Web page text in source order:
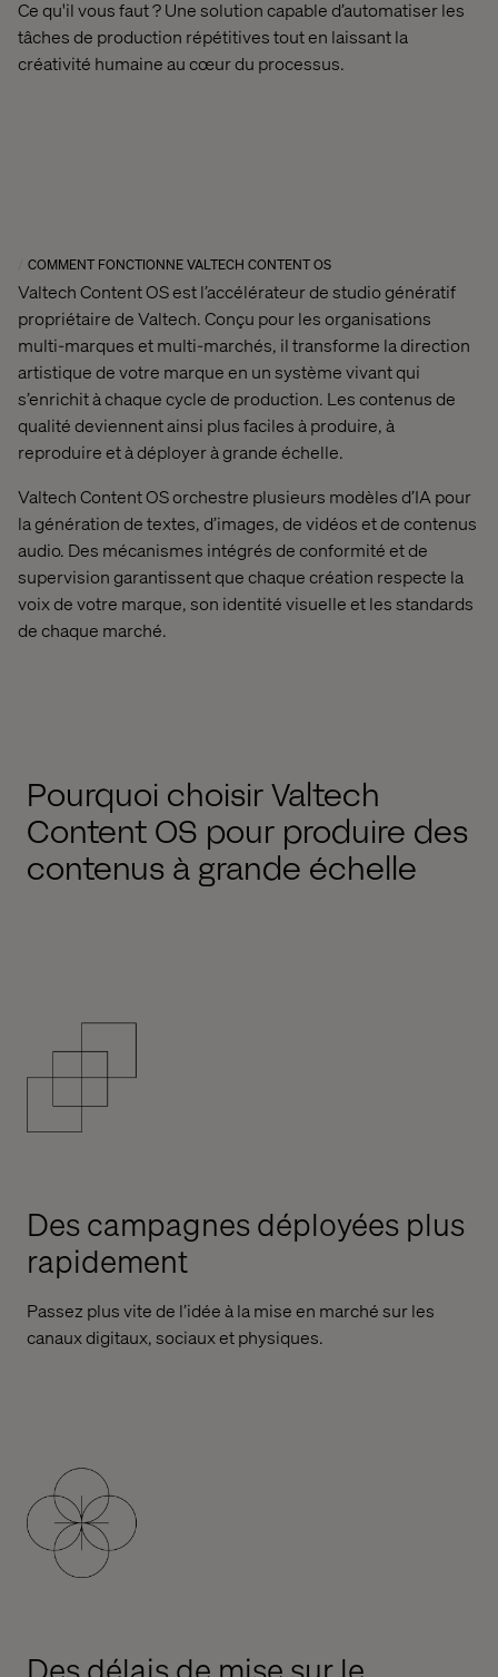
Ce qu'il vous faut ? Une solution capable d’automatiser les
tâches de production répétitives tout en laissant la
créativité humaine au cœur du processus.
COMMENT FONCTIONNE VALTECH CONTENT OS
Valtech Content OS est l’accélérateur de studio génératif
propriétaire deValtech. Conçu pour les organisations
multi-marques et multi-marchés, il transforme la direction
artistique de votre marque en un système vivant qui
s’enrichit à chaque cycle de production. Les contenus de
qualité deviennent ainsi plus faciles à produire, à
reproduire et à déployer à grande échelle.
Valtech Content OS orchestre plusieurs modèles d’IA pour
la génération de textes, d’images, de vidéos et de contenus
audio. Des mécanismes intégrés de conformité et de
supervision garantissent que chaque création respecte la
voix de votre marque, son identité visuelle et les standards
de chaque marché.
Pourquoi choisir Valtech
Content OS pour produire des
contenus à grande échelle
Des campagnes déployées plus
rapidement
Passez plus vite de l’idée à la mise en marché sur les
canaux digitaux, sociaux et physiques.